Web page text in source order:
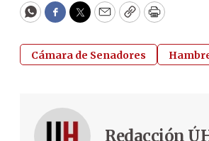
WhatsApp
Facebook
Twitter
EmailCopyPrint
Cámara de Senadores
Redacción